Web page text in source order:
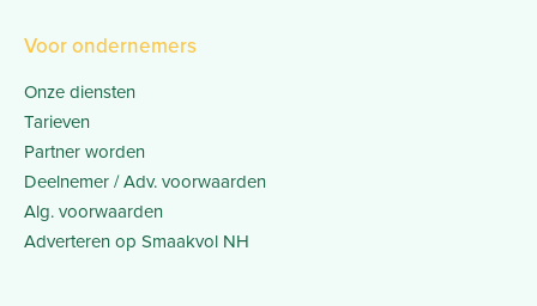
Voor ondernemers
Onze diensten
Tarieven
Partner worden
Deelnemer / Adv. voorwaarden
Alg. voorwaarden
Adverteren op Smaakvol NH